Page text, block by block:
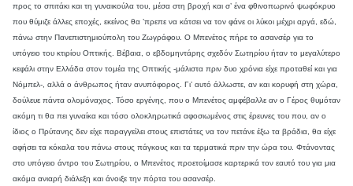
προς το σπιτάκι και τη γυναικούλα του, μέσα στη βροχή και σ’ ένα φθινοπωρινό ψωφόκρυο
που θύμιζε άλλες εποχές, εκείνος θα ’πρεπε να κάτσει να τον φάνε οι λύκοι μέχρι αργά, εδώ,
πάνω στην Πανεπιστημιούπολη του Ζωγράφου. Ο Μπενέτος πήρε το ασανσέρ για το
υπόγειο του κτιρίου Οπτικής. Βέβαια, ο εβδομηντάρης σχεδόν Σωτηρίου ήταν το μεγαλύτερο
κεφάλι στην Ελλάδα στον τομέα της Οπτικής -μάλιστα πριν δυο χρόνια είχε προταθεί και για
Νόμπελ-, αλλά ο άνθρωπος ήταν ανυπόφορος. Γι’ αυτό άλλωστε, αν και κορυφή στη χώρα,
δούλευε πάντα ολομόναχος. Τόσο εργένης, που ο Μπενέτος αμφέβαλλε αν ο Γέρος θυμόταν
ακόμη τι θα πει γυναίκα και τόσο ολοκληρωτικά αφοσιωμένος στις έρευνες του που, αν ο
ίδιος ο Πρύτανης δεν είχε παραγγείλει στους επιστάτες να τον πετάνε έξω τα βράδια, θα είχε
αφήσει τα κόκαλα του πάνω στους πάγκους και τα τερματικά πριν την ώρα του. Φτάνοντας
στο υπόγειο άντρο του Σωτηρίου, ο Μπενέτος προετοίμασε καρτερικά τον εαυτό του για μια
ακόμα ανιαρή διάλεξη και άνοιξε την πόρτα του ασανσέρ.